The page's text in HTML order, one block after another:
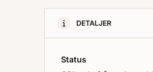
DETALJER
Status